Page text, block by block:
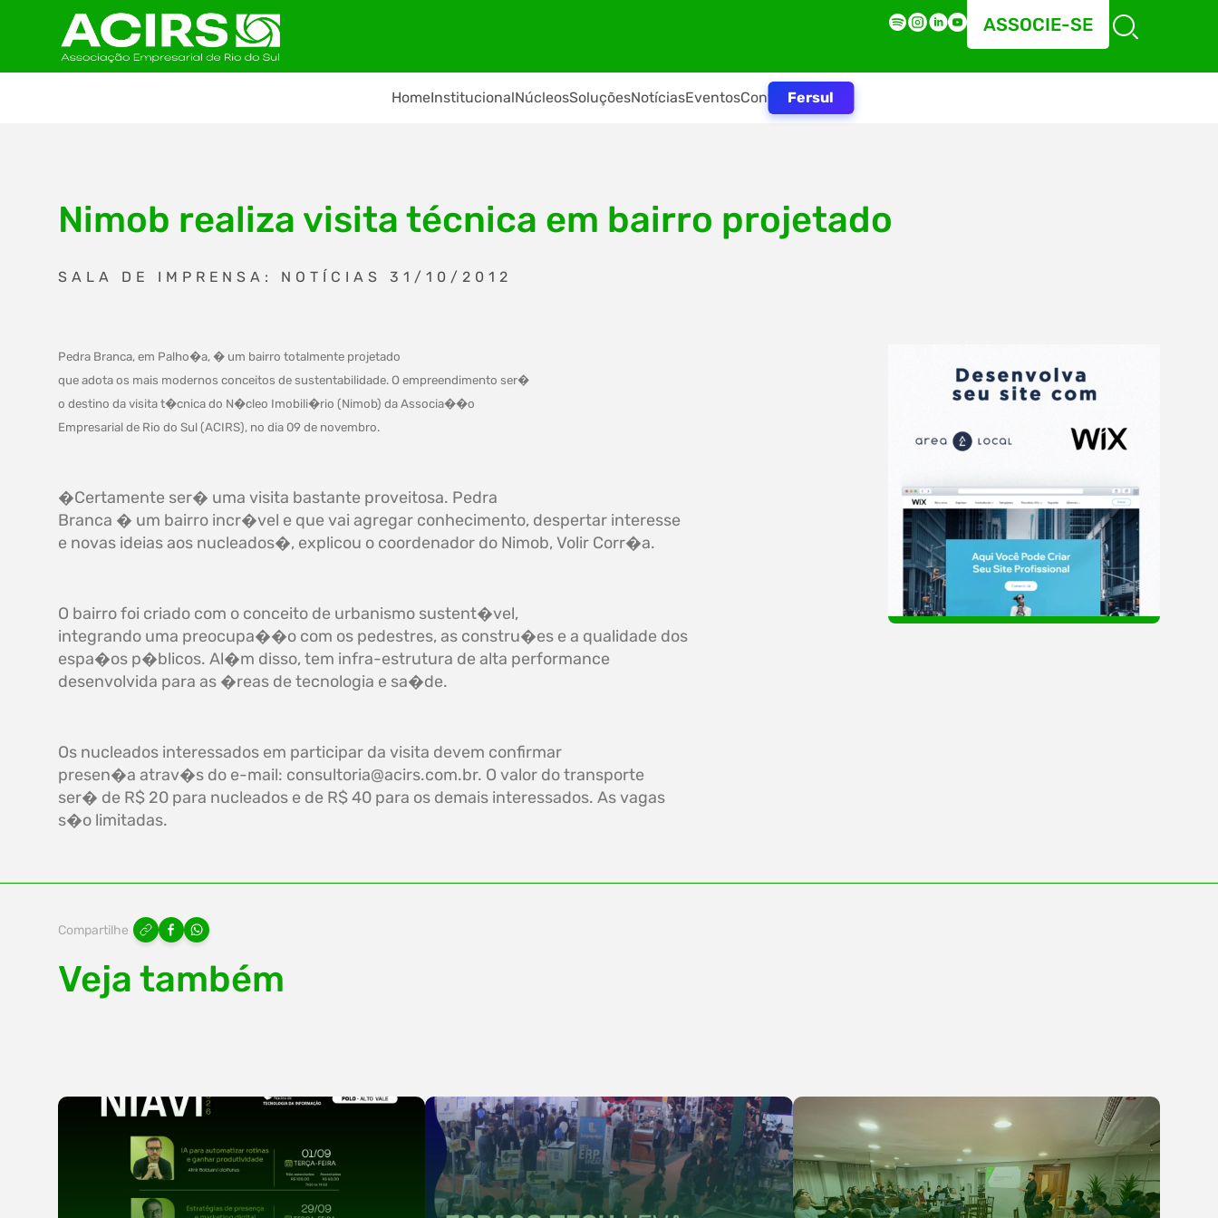
ASSOCIE-SE
HomeInstitucionalNúcleosSoluçõesNotíciasEventosContatoFersul
Nimob realiza visita técnica em bairro projetado
SALA DE IMPRENSA: NOTÍCIAS 31/10/2012
Pedra Branca, em Palho�a, � um bairro totalmente projetado
que adota os mais modernos conceitos de sustentabilidade. O empreendimento ser�
o destino da visita t�cnica do N�cleo Imobili�rio (Nimob) da Associa��o
Empresarial de Rio do Sul (ACIRS), no dia 09 de novembro.
�Certamente ser� uma visita bastante proveitosa. Pedra
Branca � um bairro incr�vel e que vai agregar conhecimento, despertar interesse
e novas ideias aos nucleados�, explicou o coordenador do Nimob, Volir Corr�a.
O bairro foi criado com o conceito de urbanismo sustent�vel,
integrando uma preocupa��o com os pedestres, as constru�es e a qualidade dos
espa�os p�blicos. Al�m disso, tem infra-estrutura de alta performance
desenvolvida para as �reas de tecnologia e sa�de.
Os nucleados interessados em participar da visita devem confirmar
presen�a atrav�s do e-mail: consultoria@acirs.com.br. O valor do transporte
ser� de R$ 20 para nucleados e de R$ 40 para os demais interessados. As vagas
s�o limitadas.
Compartilhe
Veja também